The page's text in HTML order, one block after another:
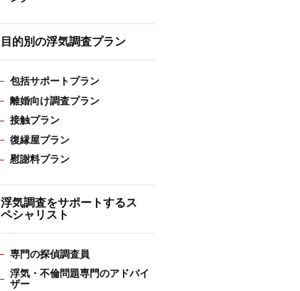
目的別の浮気調査プラン
包括サポートプラン
離婚向け調査プラン
接触プラン
復縁屋プラン
慰謝料プラン
浮気調査をサポートするス
ペシャリスト
専門の探偵調査員
浮気・不倫問題専門のアドバイ
ザー